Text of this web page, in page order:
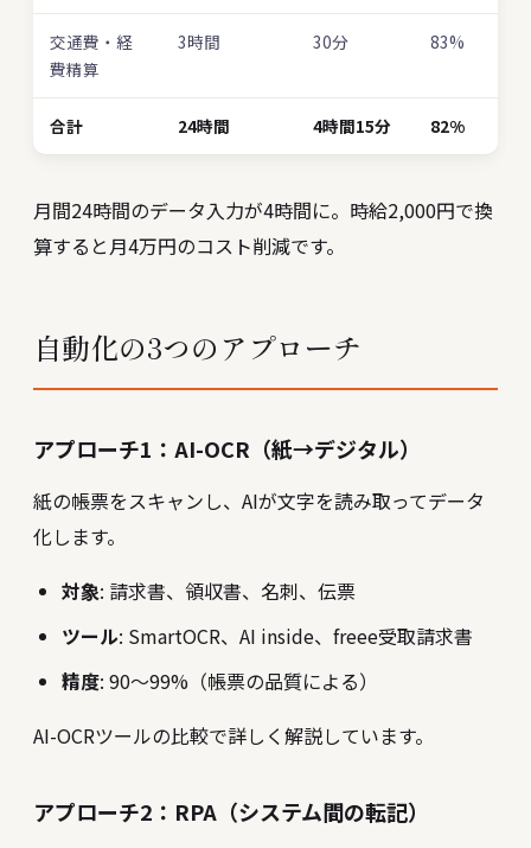
交通費・経
費精算
3時間 30分 83%
合計 24時間 4時間15分 82%
月間24時間のデータ入力が4時間に。時給2,000円で換
算すると月4万円のコスト削減です。
自動化の3つのアプローチ
アプローチ1：AI-OCR（紙→デジタル）
紙の帳票をスキャンし、AIが文字を読み取ってデータ
化します。
対象: 請求書、領収書、名刺、伝票
ツール: SmartOCR、AI inside、freee受取請求書
精度: 90〜99%（帳票の品質による）
AI-OCRツールの比較で詳しく解説しています。
アプローチ2：RPA（システム間の転記）